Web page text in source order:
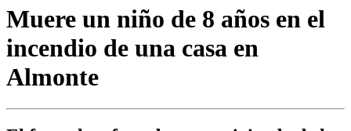
Muere un niño de 8 años en el
incendio de una casa en
Almonte